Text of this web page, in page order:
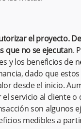
el proyecto.
que no se ejecutan.
y los beneficios de
dado que
desde el inicio.
servicio al cliente o
son algunos
medibles a